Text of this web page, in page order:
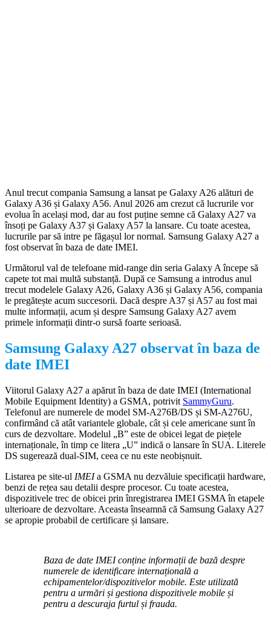
Anul trecut compania Samsung a lansat pe Galaxy A26 alături de
Galaxy A36 și Galaxy A56. Anul 2026 am crezut că lucrurile vor
evolua în același mod, dar au fost puține semne că Galaxy A27 va
însoți pe Galaxy A37 și Galaxy A57 la lansare. Cu toate acestea,
lucrurile par să intre pe făgașul lor normal. Samsung Galaxy A27 a
fost observat în baza de date IMEI.
Următorul val de telefoane mid-range din seria Galaxy A începe să
capete tot mai multă substanță. După ce Samsung a introdus anul
trecut modelele Galaxy A26, Galaxy A36 și Galaxy A56, compania
le pregătește acum succesorii. Dacă despre A37 și A57 au fost mai
multe informații, acum și despre Samsung Galaxy A27 avem
primele informații dintr-o sursă foarte serioasă.
Samsung Galaxy A27 observat în baza de
date IMEI
Viitorul Galaxy A27 a apărut în baza de date IMEI (International
Mobile Equipment Identity) a GSMA, potrivit SammyGuru.
Telefonul are numerele de model SM-A276B/DS și SM-A276U,
confirmând că atât variantele globale, cât și cele americane sunt în
curs de dezvoltare. Modelul „B” este de obicei legat de piețele
internaționale, în timp ce litera „U” indică o lansare în SUA. Literele
DS sugerează dual-SIM, ceea ce nu este neobișnuit.
Listarea pe site-ul IMEIa GSMA nu dezvăluie specificații hardware,
benzi de rețea sau detalii despre procesor. Cu toate acestea,
dispozitivele trec de obicei prin înregistrarea IMEI GSMA în etapele
ulterioare de dezvoltare. Aceasta înseamnă că Samsung Galaxy A27
se apropie probabil de certificare și lansare.
Baza de date IMEI conține informații de bază despre
numerele de identificare internațională a
echipamentelor/dispozitivelor mobile. Este utilizată
pentru a urmări și gestiona dispozitivele mobile și
pentru a descuraja furtul și frauda.